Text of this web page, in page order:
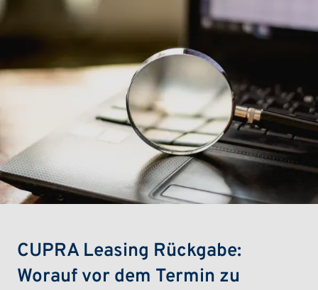
CUPRA Leasing Rückgabe:
Worauf vor dem Termin zu